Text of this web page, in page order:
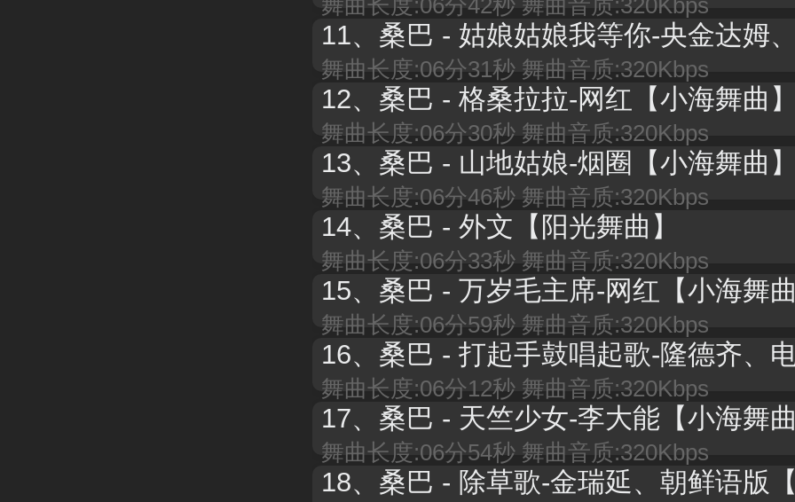
舞曲长度:06分42秒 舞曲音质:320Kbps
11、 桑巴 - 姑娘姑娘我等你-央金达姆、星星音乐屋【快乐
舞曲长度:06分31秒 舞曲音质:320Kbps
12、 桑巴 - 格桑拉拉-网红【小海舞曲】
舞曲长度:06分30秒 舞曲音质:320Kbps
13、 桑巴 - 山地姑娘-烟圈【小海舞曲】
舞曲长度:06分46秒 舞曲音质:320Kbps
14、 桑巴 - 外文【阳光舞曲】
舞曲长度:06分33秒 舞曲音质:320Kbps
15、 桑巴 - 万岁毛主席-网红【小海舞曲
舞曲长度:06分59秒 舞曲音质:320Kbps
16、 桑巴 - 打起手鼓唱起歌-隆德齐、电音版【阳光舞
舞曲长度:06分12秒 舞曲音质:320Kbps
17、 桑巴 - 天竺少女-李大能【小海舞曲
舞曲长度:06分54秒 舞曲音质:320Kbps
18、 桑巴 - 除草歌-金瑞延、朝鲜语版【快乐